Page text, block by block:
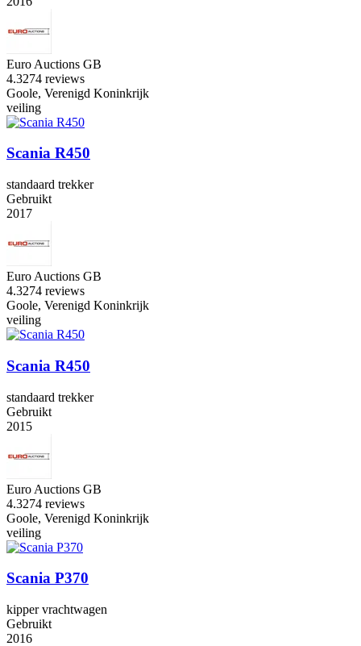
Euro Auctions GB
4.3274 reviews
Goole, Verenigd Koninkrijk
veiling
Scania R450
standaard trekker
Gebruikt
2017
Euro Auctions GB
4.3274 reviews
Goole, Verenigd Koninkrijk
veiling
Scania R450
standaard trekker
Gebruikt
2015
Euro Auctions GB
4.3274 reviews
Goole, Verenigd Koninkrijk
veiling
Scania P370
kipper vrachtwagen
Gebruikt
2016